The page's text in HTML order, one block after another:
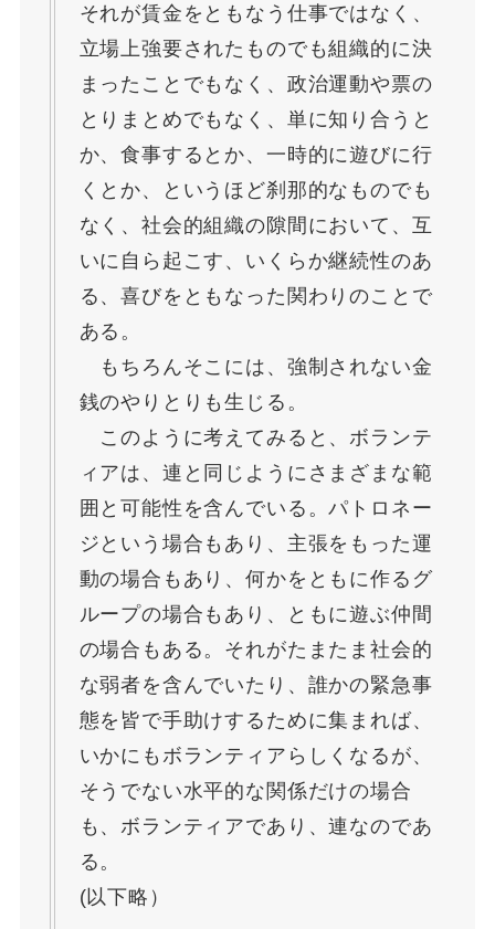
それが賃金をともなう仕事ではなく、
立場上強要されたものでも組織的に決
まったことでもなく、政治運動や票の
とりまとめでもなく、単に知り合うと
か、食事するとか、一時的に遊びに行
くとか、というほど刹那的なものでも
なく、社会的組織の隙間において、互
いに自ら起こす、いくらか継続性のあ
る、喜びをともなった関わりのことで
ある。
もちろんそこには、強制されない金
銭のやりとりも生じる。
このように考えてみると、ボランテ
ィアは、連と同じようにさまざまな範
囲と可能性を含んでいる。パトロネー
ジという場合もあり、主張をもった運
動の場合もあり、何かをともに作るグ
ループの場合もあり、ともに遊ぶ仲間
の場合もある。それがたまたま社会的
な弱者を含んでいたり、誰かの緊急事
態を皆で手助けするために集まれば、
いかにもボランティアらしくなるが、
そうでない水平的な関係だけの場合
も、ボランティアであり、連なのであ
る。
(以下略）